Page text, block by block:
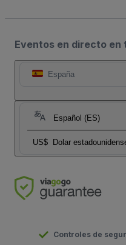
Eventos en directo en
España
Español (ES)
US$ Dolar
Controles de